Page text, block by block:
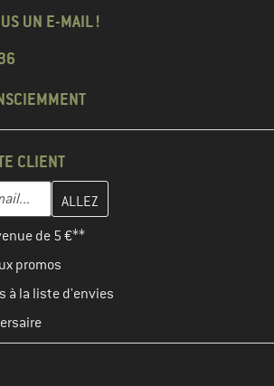
UN E-MAIL !
CLIENT
e-mail ici et créez votre compte client à la
de 5 €**
promos
à la liste d'envies